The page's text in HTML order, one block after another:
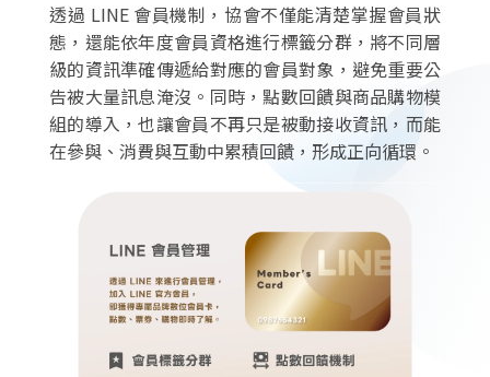
透過 LINE 會員機制，協會不僅能清楚掌握會員狀
態，還能依年度會員資格進行標籤分群，將不同層
級的資訊準確傳遞給對應的會員對象，避免重要公
告被大量訊息淹沒。同時，點數回饋與商品購物模
組的導入，也讓會員不再只是被動接收資訊，而能
在參與、消費與互動中累積回饋，形成正向循環。